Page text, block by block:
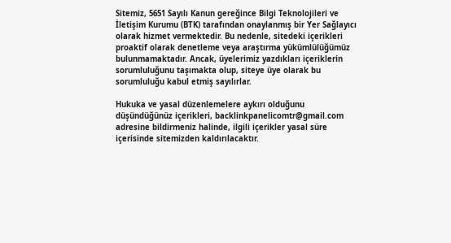
Sitemiz, 5651 Sayılı Kanun gereğince Bilgi Teknolojileri ve
İletişim Kurumu (BTK) tarafından onaylanmış bir Yer Sağlayıcı
olarak hizmet vermektedir. Bu nedenle, sitedeki içerikleri
proaktif olarak denetleme veya araştırma yükümlülüğümüz
bulunmamaktadır. Ancak, üyelerimiz yazdıkları içeriklerin
sorumluluğunu taşımakta olup, siteye üye olarak bu
sorumluluğu kabul etmiş sayılırlar.
Hukuka ve yasal düzenlemelere aykırı olduğunu
düşündüğünüz içerikleri, backlinkpanelicomtr@gmail.com
adresine bildirmeniz halinde, ilgili içerikler yasal süre
içerisinde sitemizden kaldırılacaktır.